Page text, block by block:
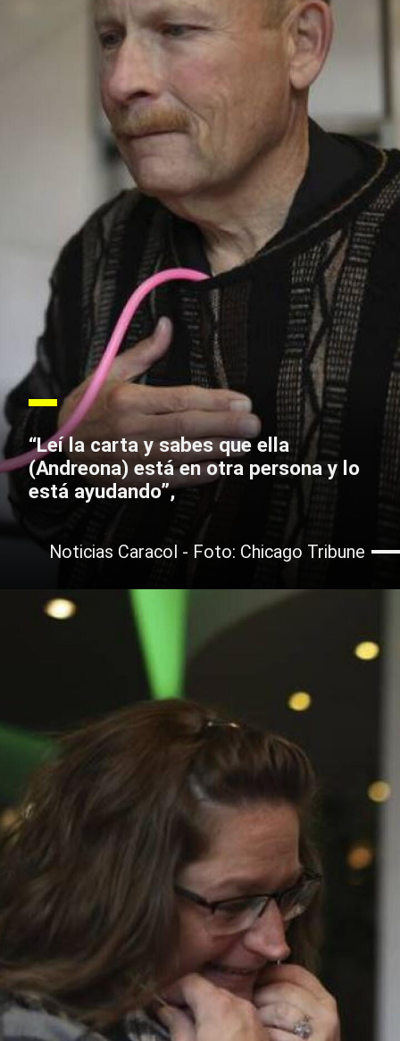
“Leí la carta y sabes que ella
(Andreona) está en otra persona y lo
está ayudando”,
Noticias Caracol - Foto: Chicago Tribune